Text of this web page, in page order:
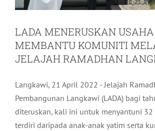
LADA MENERUSKAN USAHA
MEMBANTU KOMUNITI
JELAJAH RAMADHAN
Langkawi, 21 April 2022 - Jelajah
Pembangunan Langkawi (LADA) bagi
diteruskan, kali ini untuk menyantuni 32
terdiri daripada anak-anak yatim serta